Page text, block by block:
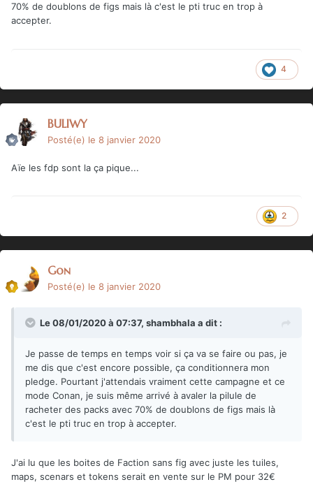
70% de doublons de figs mais là c'est le pti truc en trop à
accepter.
4
BULIWY
Posté(e) le 8 janvier 2020
Aïe les fdp sont la ça pique...
2
Gon
Posté(e) le 8 janvier 2020
Le 08/01/2020 à 07:37, shambhala a dit :
Je passe de temps en temps voir si ça va se faire ou pas, je
me dis que c'est encore possible, ça conditionnera mon
pledge. Pourtant j'attendais vraiment cette campagne et ce
mode Conan, je suis même arrivé à avaler la pilule de
racheter des packs avec 70% de doublons de figs mais là
c'est le pti truc en trop à accepter.
J'ai lu que les boites de Faction sans fig avec juste les tuiles,
maps, scenars et tokens serait en vente sur le PM pour 32€